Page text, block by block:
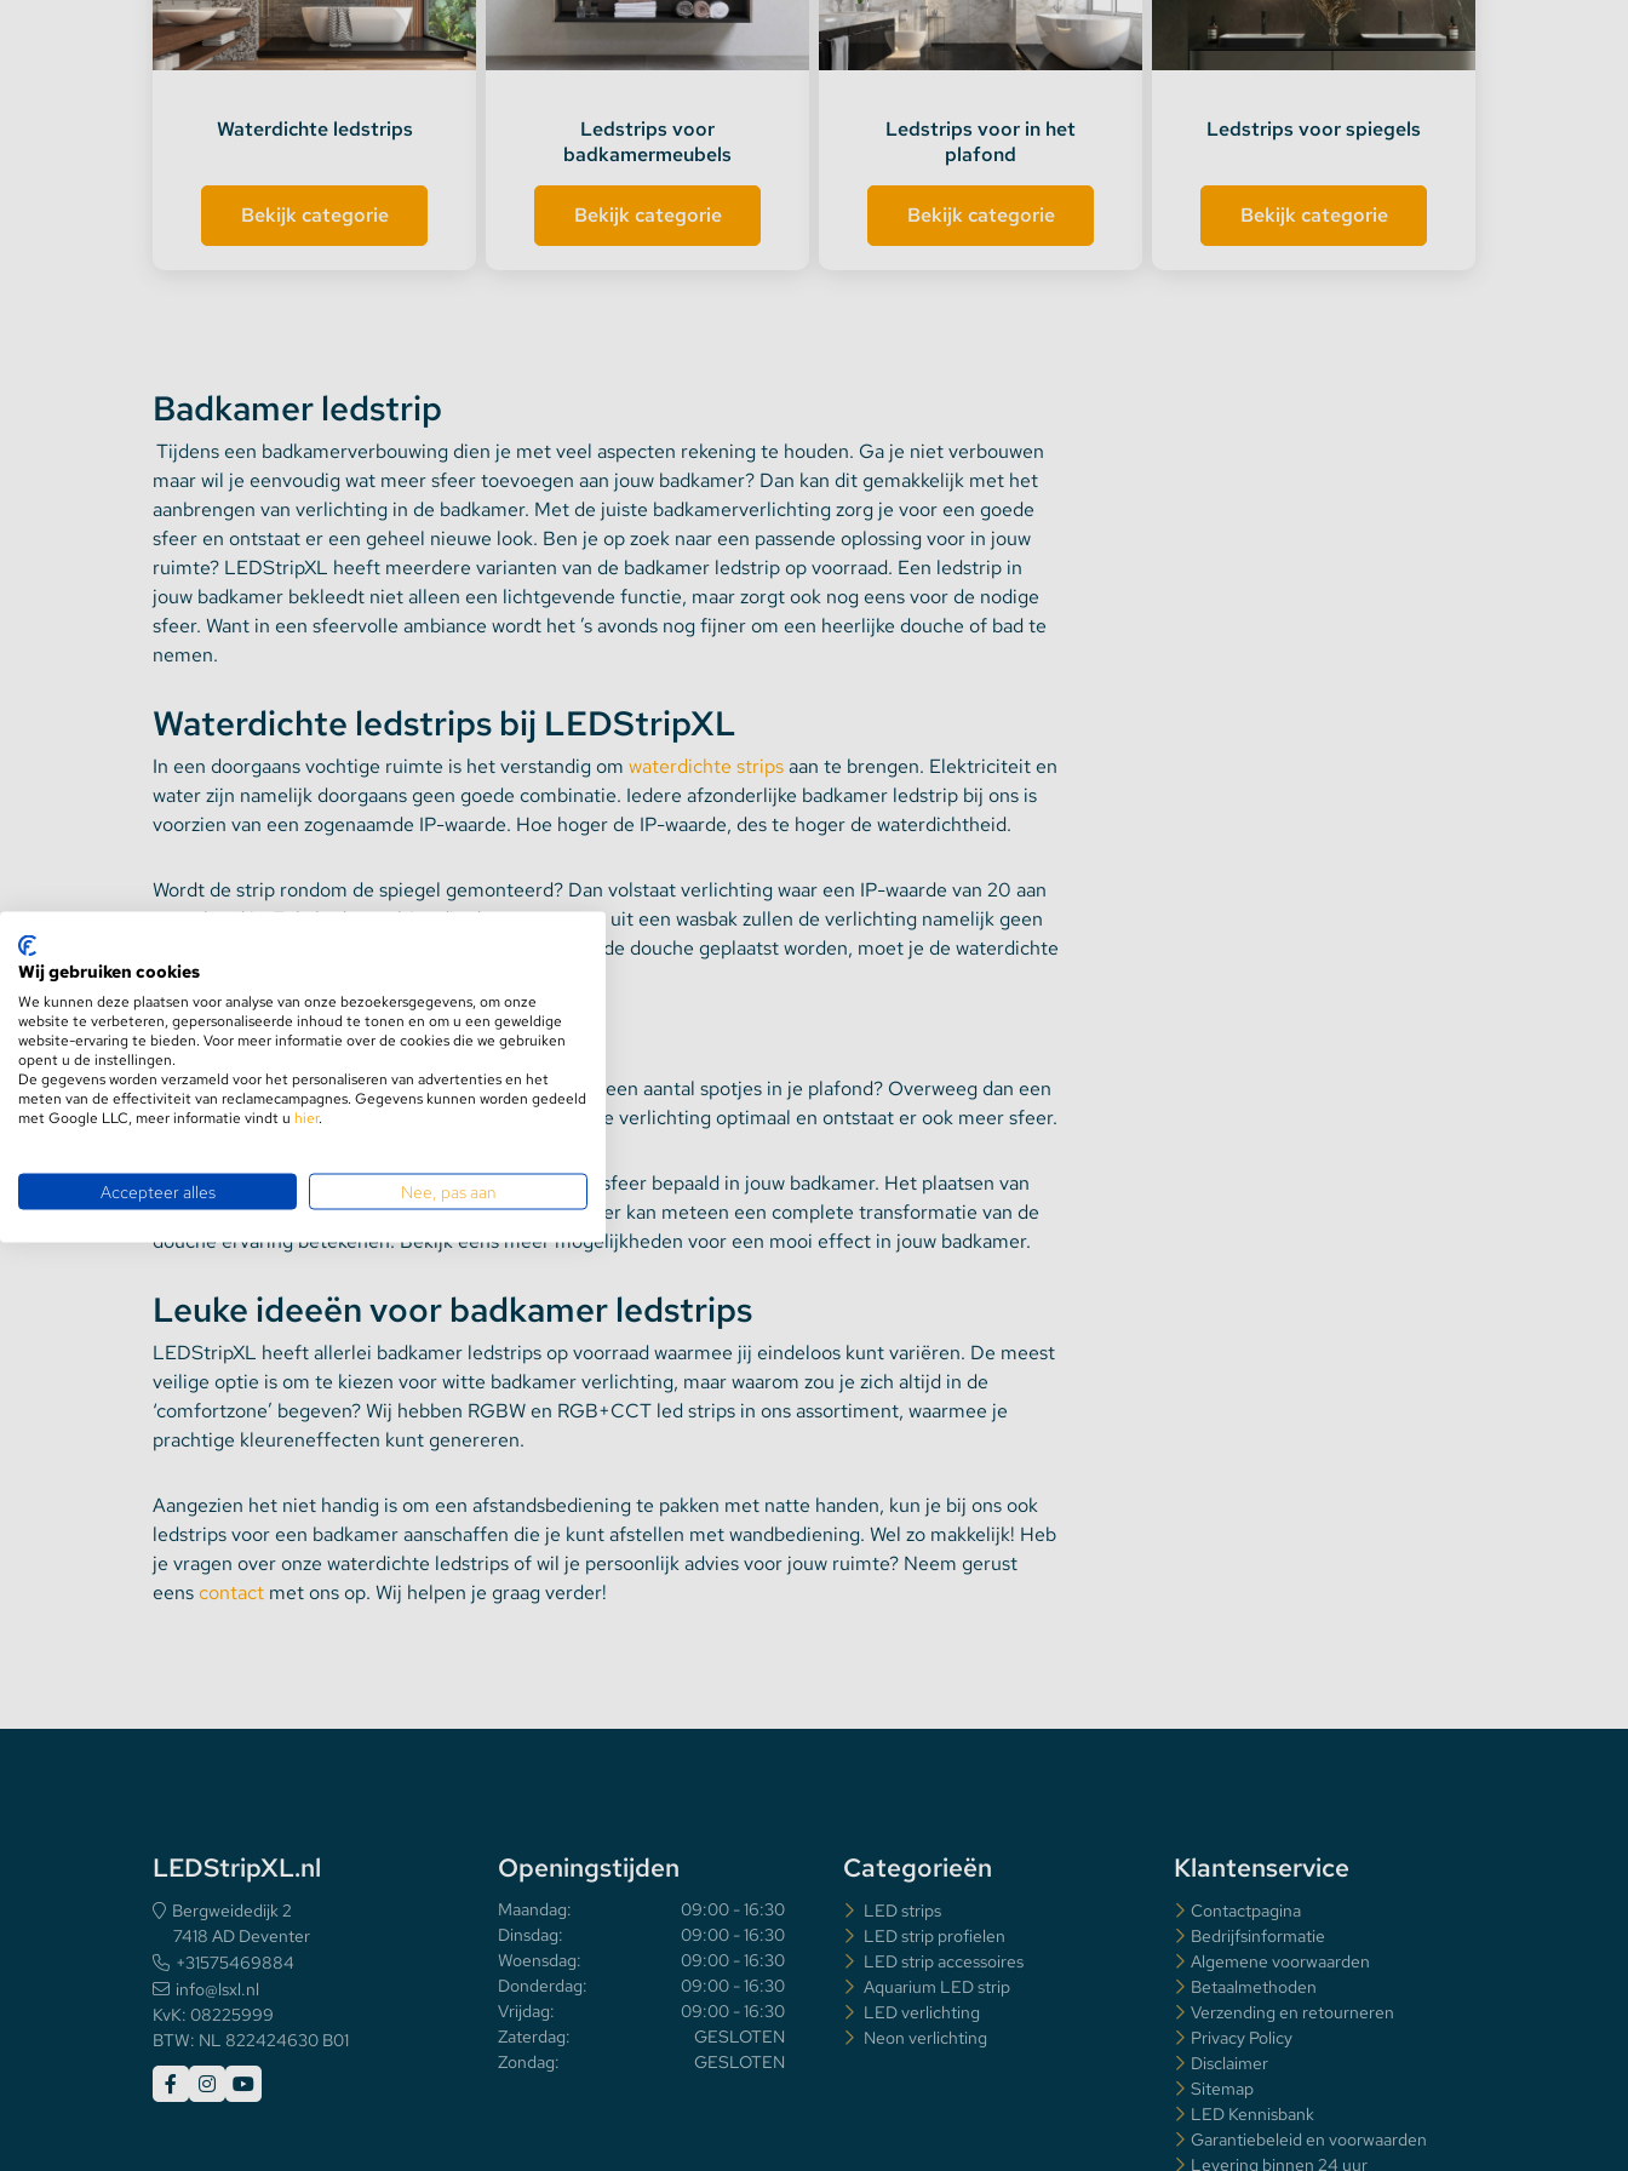
Dimmers en schakelaars
LED strip versterker
DIN Rail Controllers
Matter Compatible
Bevestigingstape en Plakband
Stekkerdozen
Batterijen
Indirecte verlichting
Accessoires Topmet
Waterdichte ledstrips
Bekijk categorie
Ledstrips voor
badkamermeubels
Bekijk categorie
Ledstrips voor in het
plafond
Bekijk categorie
Ledstrips voor spiegels
Bekijk categorie
Badkamer ledstrip
Tijdens een badkamerverbouwing dien je met veel aspecten rekening te houden. Ga je niet verbouwen
maar wil je eenvoudig wat meer sfeer toevoegen aan jouw badkamer? Dan kan dit gemakkelijk met het
aanbrengen van verlichting in de badkamer. Met de juiste badkamerverlichting zorg je voor een goede
sfeer en ontstaat er een geheel nieuwe look. Ben je op zoek naar een passende oplossing voor in jouw
ruimte? LEDStripXL heeft meerdere varianten van de badkamer ledstrip op voorraad. Een ledstrip in
jouw badkamer bekleedt niet alleen een lichtgevende functie, maar zorgt ook nog eens voor de nodige
sfeer. Want in een sfeervolle ambiance wordt het ’s avonds nog fijner om een heerlijke douche of bad te
nemen.
Waterdichte ledstrips bij LEDStripXL
In een doorgaans vochtige ruimte is het verstandig om waterdichte stripsaan te brengen. Elektriciteit en
water zijn namelijk doorgaans geen goede combinatie. Iedere afzonderlijke badkamer ledstrip bij ons is
voorzien van een zogenaamde IP-waarde. Hoe hoger de IP-waarde, des te hoger de waterdichtheid.
Wordt de strip rondom de spiegel gemonteerd? Dan volstaat verlichting waar een IP-waarde van 20 aan
toegekend is. Enkele druppeltjes die doen opspatten uit een wasbak zullen de verlichting namelijk geen
kwaad doen. Pas als de strips dicht tegen het bad of de douche geplaatst worden, moet je de waterdichte
ledstrips van IP65 of IP68 overwegen.
Ledstrip in plafond
Wil jij verlichting in de gehele ruimte, maar heb je al een aantal spotjes in je plafond? Overweeg dan een
led strip langs de rand van het
. Hierdoor is de verlichting optimaal en ontstaat er ook meer sfeer.
Bij LEDStripXL geloven wij dat licht grotendeels de sfeer bepaald in jouw badkamer. Het plaatsen van
een ledstrip of multikleur ledspotjes in jouw badkamer kan meteen een complete transformatie van de
douche ervaring betekenen. Bekijk eens meer mogelijkheden voor een mooi effect in jouw badkamer.
Leuke ideeën voor badkamer ledstrips
LEDStripXL heeft allerlei badkamer ledstrips op voorraad waarmee jij eindeloos kunt variëren. De meest
veilige optie is om te kiezen voor witte badkamer verlichting, maar waarom zou je zich altijd in de
‘comfortzone’ begeven? Wij hebben RGBW en RGB+CCT led strips in ons assortiment, waarmee je
prachtige kleureneffecten kunt genereren.
Aangezien het niet handig is om een afstandsbediening te pakken met natte handen, kun je bij ons ook
ledstrips voor een badkamer aanschaffen die je kunt afstellen met wandbediening. Wel zo makkelijk! Heb
je vragen over onze waterdichte ledstrips of wil je persoonlijk advies voor jouw ruimte? Neem gerust
eenscontact met ons op. Wij helpen je graag verder!
LEDStripXL.nl
Bergweidedijk 2
7418 AD Deventer
+31575469884
info@lsxl.nl
KvK: 08225999
BTW: NL 822424630 B01
Openingstijden
Maandag:
09:00 - 16:30
Dinsdag:
09:00 - 16:30
Woensdag:
09:00 - 16:30
Donderdag:
09:00 - 16:30
Vrijdag:
09:00 - 16:30
Zaterdag:
GESLOTEN
Zondag:
GESLOTEN
Categorieën
LED strips
LED strip profielen
LED strip accessoires
Aquarium LED strip
LED verlichting
Neon verlichting
Klantenservice
Contactpagina
Bedrijfsinformatie
Algemene voorwaarden
Betaalmethoden
Verzending en retourneren
Privacy Policy
Disclaimer
Sitemap
LED Kennisbank
Garantiebeleid en voorwaarden
Levering binnen 24 uur
Wij gebruiken cookies
We kunnen deze plaatsen voor analyse van onze bezoekersgegevens, om onze
website te verbeteren, gepersonaliseerde inhoud te tonen en om u een geweldige
website-ervaring te bieden. Voor meer informatie over de cookies die we gebruiken
opent u de instellingen.
De gegevens worden verzameld voor het personaliseren van advertenties en het
meten van de effectiviteit van reclamecampagnes. Gegevens kunnen worden gedeeld
met Google LLC, meer informatie vindt u hier.
Accepteer alles Nee, pas aan